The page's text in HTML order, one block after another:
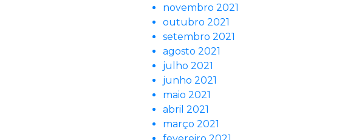
novembro 2021
outubro 2021
setembro 2021
agosto 2021
julho 2021
junho 2021
maio 2021
abril 2021
março 2021